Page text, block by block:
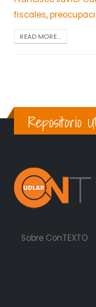
fiscales,
READ MORE...
Repositorio
Sobre ConTEXTO